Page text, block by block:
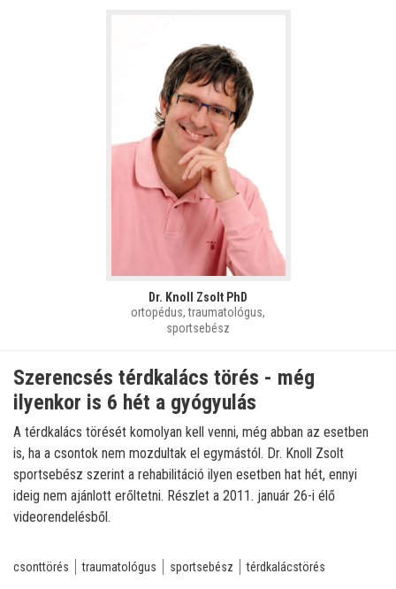
Dr. Knoll Zsolt PhD
ortopédus, traumatológus,
sportsebész
Szerencsés térdkalács törés - még
ilyenkor is 6 hét a gyógyulás
A térdkalács törését komolyan kell venni, még abban az esetben
is, ha a csontok nem mozdultak el egymástól. Dr. Knoll Zsolt
sportsebész szerint a rehabilitáció ilyen esetben hat hét, ennyi
ideig nem ajánlott erőltetni. Részlet a 2011. január 26-i élő
videorendelésből.
csonttörés traumatológus sportsebész térdkalácstörés